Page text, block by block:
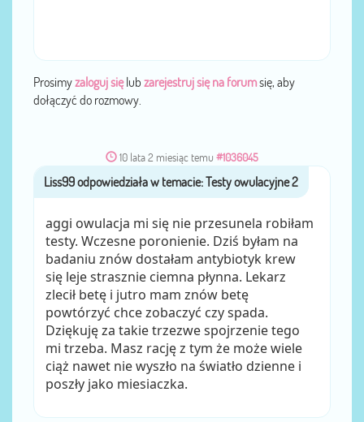
Prosimyzaloguj sięlub zarejestruj się na forumsię, aby
dołączyć do rozmowy.
10 lata 2 miesiąc temu #1036045
przezLiss99
aggi owulacja mi się nie przesunela robiłam
testy. Wczesne poronienie. Dziś byłam na
badaniu znów dostałam antybiotyk krew
się leje strasznie ciemna płynna. Lekarz
zlecił betę i jutro mam znów betę
powtórzyć chce zobaczyć czy spada.
Dziękuję za takie trzezwe spojrzenie tego
mi trzeba. Masz rację z tym że może wiele
ciąż nawet nie wyszło na światło dzienne i
poszły jako miesiaczka.